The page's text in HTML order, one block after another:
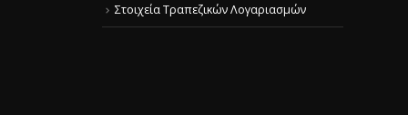
Στοιχεία Τραπεζικών Λογαριασμών